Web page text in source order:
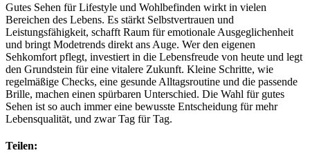
Gutes Sehen für Lifestyle und Wohlbefinden wirkt in vielen
Bereichen des Lebens. Es stärkt Selbstvertrauen und
Leistungsfähigkeit, schafft Raum für emotionale Ausgeglichenheit
und bringt Modetrends direkt ans Auge. Wer den eigenen
Sehkomfort pflegt, investiert in die Lebensfreude von heute und legt
den Grundstein für eine vitalere Zukunft. Kleine Schritte, wie
regelmäßige Checks, eine gesunde Alltagsroutine und die passende
Brille, machen einen spürbaren Unterschied. Die Wahl für gutes
Sehen ist so auch immer eine bewusste Entscheidung für mehr
Lebensqualität, und zwar Tag für Tag.
Teilen: